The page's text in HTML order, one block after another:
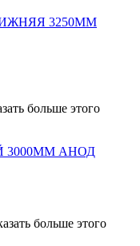
3250ММ
больше этого
3000ММ АНОД
больше этого